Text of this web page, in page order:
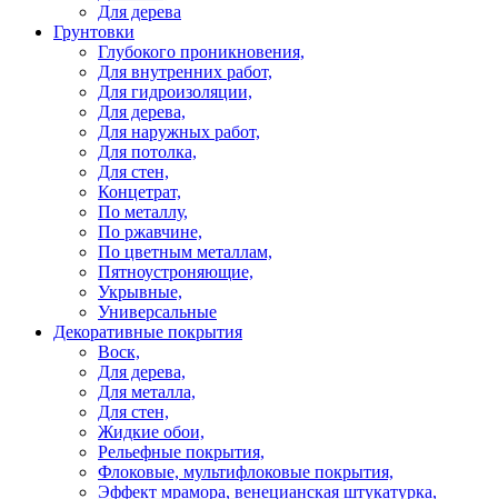
Для дерева
Грунтовки
Глубокого проникновения,
Для внутренних работ,
Для гидроизоляции,
Для дерева,
Для наружных работ,
Для потолка,
Для стен,
Концетрат,
По металлу,
По ржавчине,
По цветным металлам,
Пятноустроняющие,
Укрывные,
Универсальные
Декоративные покрытия
Воск,
Для дерева,
Для металла,
Для стен,
Жидкие обои,
Рельефные покрытия,
Флоковые, мультифлоковые покрытия,
Эффект мрамора, венецианская штукатурка,